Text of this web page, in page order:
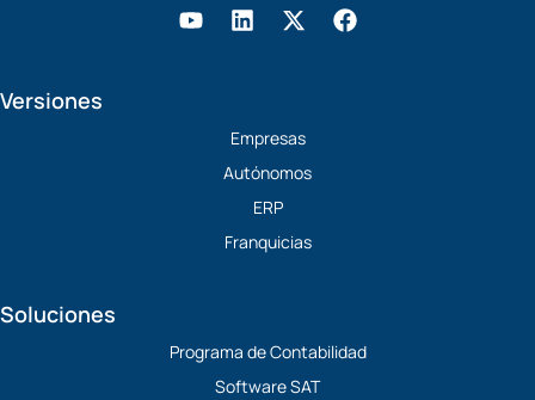
Y L
d
i
n
X
t
t
e
F
a
Versiones
Empresas
Autónomos
ERP
Franquicias
Soluciones
Programa de Contabilidad
Software SAT